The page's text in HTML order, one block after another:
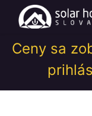
Ceny sa